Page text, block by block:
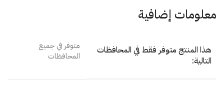
معلومات إضافية
هذا المنتج متوفر فقط في المحافظات
التالية:
متوفر في جميع
المحافظات